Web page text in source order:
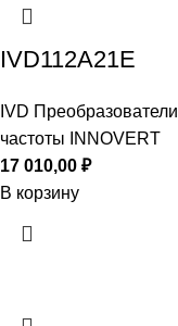
IVD112A21E
IVD Преобразователи
частоты INNOVERT
17 010,00 ₽
В корзину